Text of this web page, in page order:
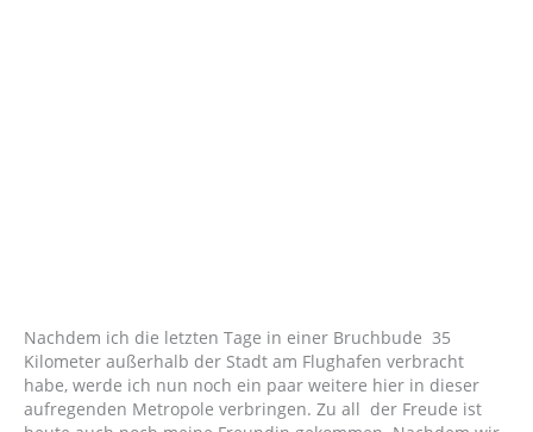
Nachdem ich die letzten Tage in einer Bruchbude 35
Kilometer außerhalb der Stadt am Flughafen verbracht
habe, werde ich nun noch ein paar weitere hier in dieser
aufregenden Metropole verbringen. Zu all der Freude ist